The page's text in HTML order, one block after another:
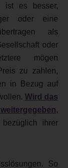
ist es besser,
oder eine
als
oder
mögen
zu zahlen,
in Bezug auf
Wird das
,
ihrer
So